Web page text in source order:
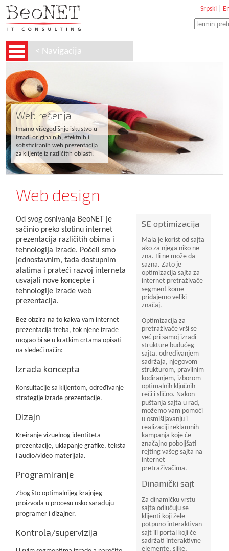
Srpski|
< Navigacija
Web rešenja
Imamo višegodišnje iskustvo u
izradi originalnih, efektnih i
sofisticiranih web prezentacija
za klijente iz različitih oblasti.
Web design
SE optimizacija
Mala je korist od sajta
ako za njega niko ne
zna. Ili ne može da
sazna. Zato je
optimizacija sajta za
internet pretraživače
segment kome
pridajemo veliki
značaj.
Optimizacija za
pretraživače vrši se
već pri samoj izradi
strukture budućeg
sajta, određivanjem
sadržaja, njegovom
strukturom, pravilnim
kodiranjem, izborom
optimalnih ključnih
reči i slično. Nakon
puštanja sajta u rad,
možemo vam pomoći
u osmišljavanju i
realizaciji reklamnih
kampanja koje će
značajno poboljšati
rejting vašeg sajta na
internet
pretraživačima.
Dinamički sajt
Za dinamičku vrstu
sajta odlučuju se
klijenti koji žele
potpuno interaktivan
sajt ili portal koji će
sadržati interaktivne
elemente, slike,
Od svog osnivanja BeoNET je
sačinio preko stotinu internet
prezentacija različitih obima i
tehnologija izrade. Počeli smo
jednostavnim, tada dostupnim
alatima i prateći razvoj interneta
usvajali nove koncepte i
tehnologije izrade web
prezentacija.
Bez obzira na to kakva vam internet
prezentacija treba, tok njene izrade
mogao bi se u kratkim crtama opisati
na sledeći način:
Izrada koncepta
Konsultacije sa klijentom, određivanje
strategije izrade prezentacije.
Dizajn
Kreiranje vizuelnog identiteta
prezentacije, uklapanje grafike, teksta
i audio/video materijala.
Programiranje
Zbog što optimalnijeg krajnjeg
proizvoda u procesu usko sarađuju
programer i dizajner.
Kontrola/supervizija